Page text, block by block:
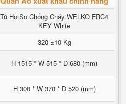
Tủ Hồ Sơ Chống Cháy WELKO FRC4
KEY White
320 ±10 Kg
H 1515 * W 515 * D 680 (mm)
H 300 * W 370 * D 520 (mm)